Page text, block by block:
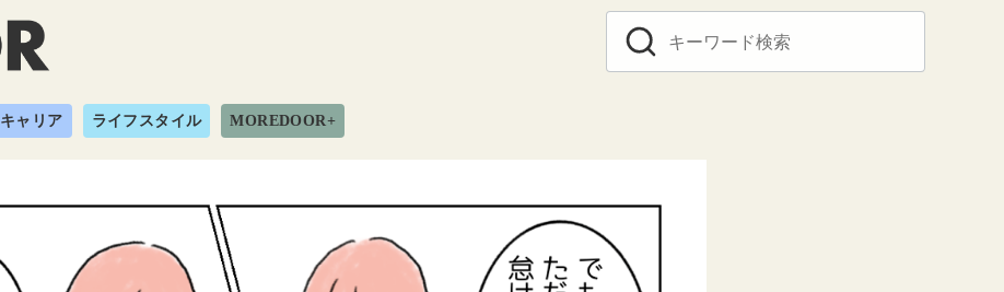
キャリア ライフスタイル MOREDOOR+